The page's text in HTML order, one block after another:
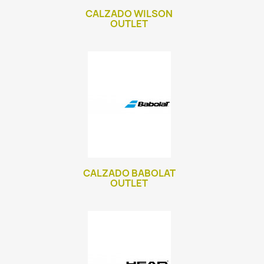
CALZADO WILSON
OUTLET
CALZADO BABOLAT
OUTLET